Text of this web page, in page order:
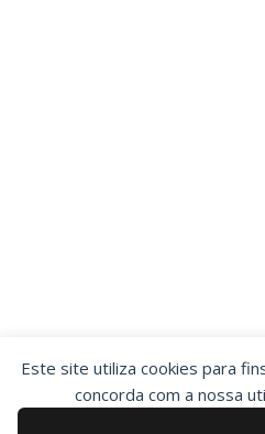
Este site utiliza cookies para
concorda com a nossa